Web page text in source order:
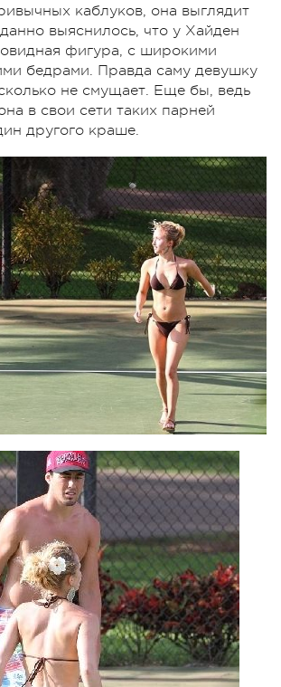
каблуков, она выглядит
выяснилось, что у Хайден
фигура, с широкими
бедрами. Правда саму девушку
не смущает. Еще бы, ведь
в свои сети таких парней
другого краше.